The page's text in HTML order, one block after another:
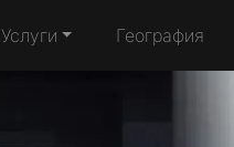
Услуги География